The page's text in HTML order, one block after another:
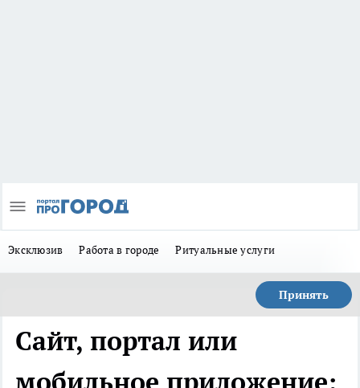
Эксклюзив Работа в городе Ритуальные услуги
Принять
Сайт, портал или